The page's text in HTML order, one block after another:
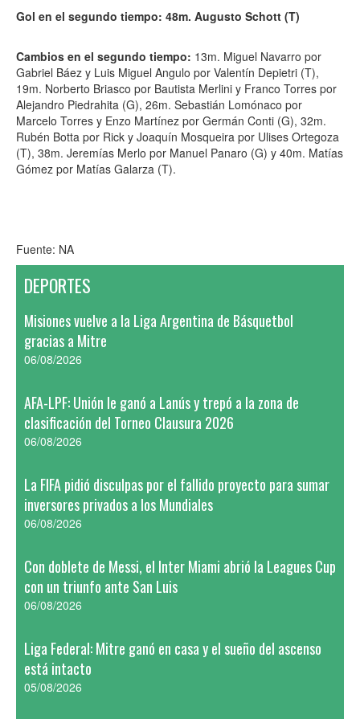
Gol en el segundo tiempo: 48m. Augusto Schott (T)
Cambios en el segundo tiempo: 13m. Miguel Navarro por
Gabriel Báez y Luis Miguel Angulo por Valentín Depietri (T),
19m. Norberto Briasco por Bautista Merlini y Franco Torres por
Alejandro Piedrahita (G), 26m. Sebastián Lomónaco por
Marcelo Torres y Enzo Martínez por Germán Conti (G), 32m.
Rubén Botta por Rick y Joaquín Mosqueira por Ulises Ortegoza
(T), 38m. Jeremías Merlo por Manuel Panaro (G) y 40m. Matías
Gómez por Matías Galarza (T).
Fuente: NA
DEPORTES
Misiones vuelve a la Liga Argentina de Básquetbol
gracias a Mitre
06/08/2026
AFA-LPF: Unión le ganó a Lanús y trepó a la zona de
clasificación del Torneo Clausura 2026
06/08/2026
La FIFA pidió disculpas por el fallido proyecto para sumar
inversores privados a los Mundiales
06/08/2026
Con doblete de Messi, el Inter Miami abrió la Leagues Cup
con un triunfo ante San Luis
06/08/2026
Liga Federal: Mitre ganó en casa y el sueño del ascenso
está intacto
05/08/2026